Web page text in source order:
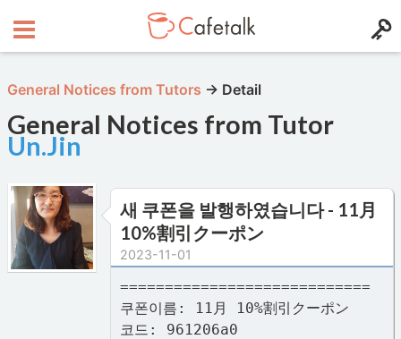
General Notices from Tutors → Detail
General Notices from Tutor
Un.Jin
새 쿠폰을 발행하였습니다 - 11月
10%割引クーポン
2023-11-01
============================
쿠폰이름: 11月 10%割引クーポン
코드: 961206a0